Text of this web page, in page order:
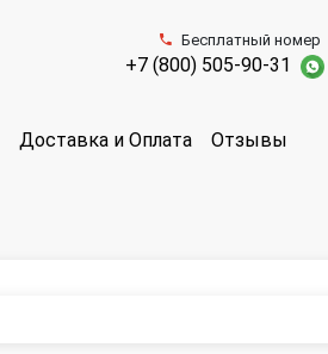
Бесплатный номер
+7 (800) 505-90-31
Доставка и Оплата Отзывы